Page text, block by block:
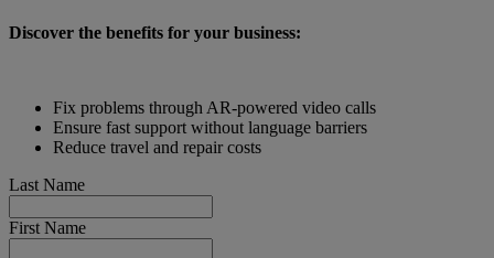
Discover the benefits for your business:
Fix problems through AR-powered video calls
Ensure fast support without language barriers
Reduce travel and repair costs
Last Name
First Name